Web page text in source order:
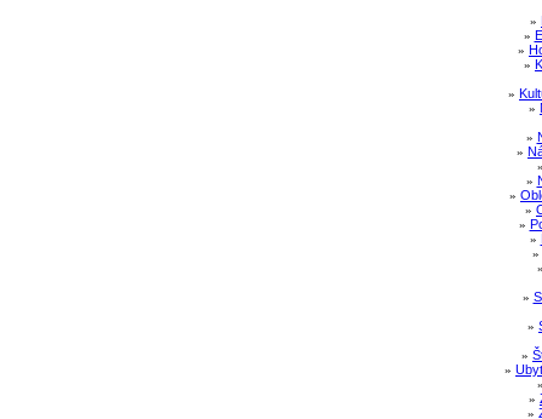
»
»
»
»
»
»
»
»
»
»
»
»
»
»
»
»
»
»
»
»